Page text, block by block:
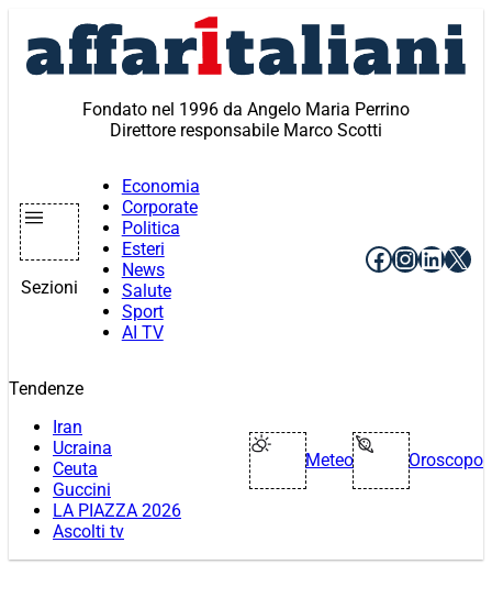
contenuto
Fondato nel 1996 da Angelo Maria Perrino
Direttore responsabile Marco Scotti
Sezioni
Economia
Corporate
Politica
Esteri
News
Salute
Sport
AI TV
Facebook
X
Tendenze
Iran
Ucraina
Ceuta
Guccini
LA PIAZZA 2026
Ascolti tv
Meteo Oroscopo